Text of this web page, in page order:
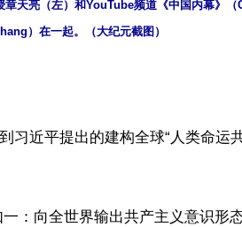
天亮（左）和YouTube频道《中国内幕》（
）在一起。（大纪元截图）
习近平提出的建构全球“人类命运
：向全世界输出共产主义意识形态